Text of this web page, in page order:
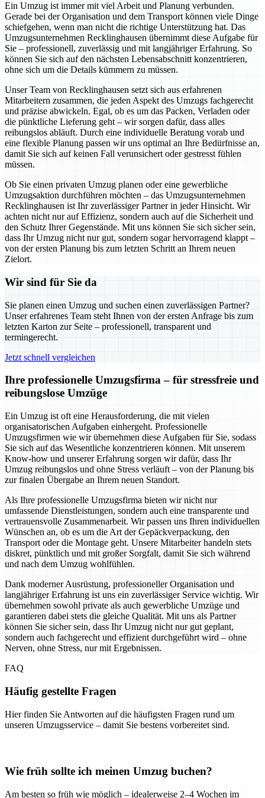
Ein Umzug ist immer mit viel Arbeit und Planung verbunden.
Gerade bei der Organisation und dem Transport können viele Dinge
schiefgehen, wenn man nicht die richtige Unterstützung hat. Das
Umzugsunternehmen Recklinghausen übernimmt diese Aufgabe für
Sie – professionell, zuverlässig und mit langjähriger Erfahrung. So
können Sie sich auf den nächsten Lebensabschnitt konzentrieren,
ohne sich um die Details kümmern zu müssen.
Unser Team von Recklinghausen setzt sich aus erfahrenen
Mitarbeitern zusammen, die jeden Aspekt des Umzugs fachgerecht
und präzise abwickeln. Egal, ob es um das Packen, Verladen oder
die pünktliche Lieferung geht – wir sorgen dafür, dass alles
reibungslos abläuft. Durch eine individuelle Beratung vorab und
eine flexible Planung passen wir uns optimal an Ihre Bedürfnisse an,
damit Sie sich auf keinen Fall verunsichert oder gestresst fühlen
müssen.
Ob Sie einen privaten Umzug planen oder eine gewerbliche
Umzugsaktion durchführen möchten – das Umzugsunternehmen
Recklinghausen ist Ihr zuverlässiger Partner in jeder Hinsicht. Wir
achten nicht nur auf Effizienz, sondern auch auf die Sicherheit und
den Schutz Ihrer Gegenstände. Mit uns können Sie sich sicher sein,
dass Ihr Umzug nicht nur gut, sondern sogar hervorragend klappt –
von der ersten Planung bis zum letzten Schritt an Ihrem neuen
Zielort.
Wir sind für Sie da
Sie planen einen Umzug und suchen einen zuverlässigen Partner?
Unser erfahrenes Team steht Ihnen von der ersten Anfrage bis zum
letzten Karton zur Seite – professionell, transparent und
termingerecht.
Jetzt schnell vergleichen
Ihre professionelle Umzugsfirma – für stressfreie und
reibungslose Umzüge
Ein Umzug ist oft eine Herausforderung, die mit vielen
organisatorischen Aufgaben einhergeht. Professionelle
Umzugsfirmen wie wir übernehmen diese Aufgaben für Sie, sodass
Sie sich auf das Wesentliche konzentrieren können. Mit unserem
Know-how und unserer Erfahrung sorgen wir dafür, dass Ihr
Umzug reibungslos und ohne Stress verläuft – von der Planung bis
zur finalen Übergabe an Ihrem neuen Standort.
Als Ihre professionelle Umzugsfirma bieten wir nicht nur
umfassende Dienstleistungen, sondern auch eine transparente und
vertrauensvolle Zusammenarbeit. Wir passen uns Ihren individuellen
Wünschen an, ob es um die Art der Gepäckverpackung, den
Transport oder die Montage geht. Unsere Mitarbeiter handeln stets
diskret, pünktlich und mit großer Sorgfalt, damit Sie sich während
und nach dem Umzug wohlfühlen.
Dank moderner Ausrüstung, professioneller Organisation und
langjähriger Erfahrung ist uns ein zuverlässiger Service wichtig. Wir
übernehmen sowohl private als auch gewerbliche Umzüge und
garantieren dabei stets die gleiche Qualität. Mit uns als Partner
können Sie sicher sein, dass Ihr Umzug nicht nur gut geplant,
sondern auch fachgerecht und effizient durchgeführt wird – ohne
Nerven, ohne Stress, nur mit Ergebnissen.
FAQ
Häufig gestellte Fragen
Hier finden Sie Antworten auf die häufigsten Fragen rund um
unseren Umzugsservice – damit Sie bestens vorbereitet sind.
Wie früh sollte ich meinen Umzug buchen?
Am besten so früh wie möglich – idealerweise 2–4 Wochen im